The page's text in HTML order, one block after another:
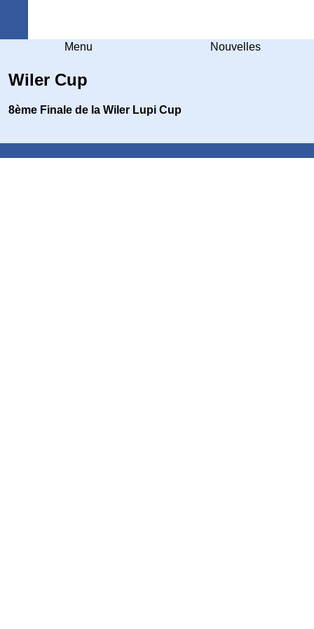
Menu Nouvelles
Wiler Cup
8ème Finale de la Wiler Lupi Cup